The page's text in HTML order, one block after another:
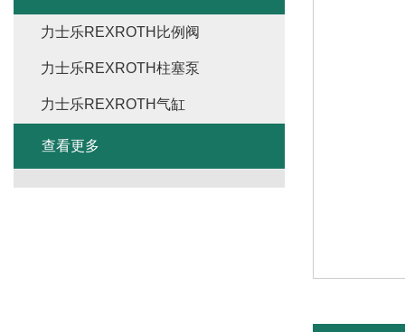
力士乐REXROTH比例阀
力士乐REXROTH柱塞泵
力士乐REXROTH气缸
查看更多